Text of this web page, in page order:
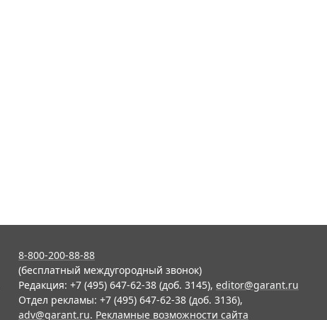
8-800-200-88-88
(бесплатный междугородный звонок)
Редакция: +7 (495) 647-62-38 (доб. 3145), editor@garant.ru
Отдел рекламы: +7 (495) 647-62-38 (доб. 3136),
adv@garant.ru. Рекламные возможности сайта